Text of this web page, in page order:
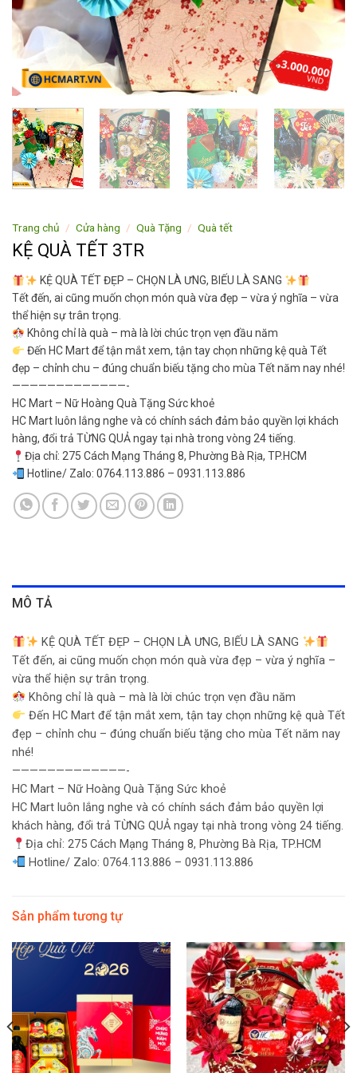
Trang chủ / Cửa hàng / Quà Tặng / Quà tết
KỆ QUÀ TẾT 3TR
KỆ QUÀ TẾT ĐẸP – CHỌN LÀ ƯNG, BIẾU LÀ SANG
Tết đến, ai cũng muốn chọn món quà vừa đẹp – vừa ý nghĩa – vừa
thể hiện sự trân trọng.
Không chỉ là quà – mà là lời chúc trọn vẹn đầu năm
Đến HC Mart để tận mắt xem, tận tay chọn những kệ quà Tết
đẹp – chỉnh chu – đúng chuẩn biếu tặng cho mùa Tết năm nay nhé!
—————————————-
HC Mart – Nữ Hoàng Quà Tặng Sức khoẻ
HC Mart luôn lắng nghe và có chính sách đảm bảo quyền lợi khách
hàng, đổi trả TỪNG QUẢ ngay tại nhà trong vòng 24 tiếng.
Địa chỉ: 275 Cách Mạng Tháng 8, Phường Bà Rịa, TP.HCM
Hotline/ Zalo: 0764.113.886 – 0931.113.886
MÔ TẢ
KỆ QUÀ TẾT ĐẸP – CHỌN LÀ ƯNG, BIẾU LÀ SANG
Tết đến, ai cũng muốn chọn món quà vừa đẹp – vừa ý nghĩa –
vừa thể hiện sự trân trọng.
Không chỉ là quà – mà là lời chúc trọn vẹn đầu năm
Đến HC Mart để tận mắt xem, tận tay chọn những kệ quà Tết
đẹp – chỉnh chu – đúng chuẩn biếu tặng cho mùa Tết năm nay
nhé!
—————————————-
HC Mart – Nữ Hoàng Quà Tặng Sức khoẻ
HC Mart luôn lắng nghe và có chính sách đảm bảo quyền lợi
khách hàng, đổi trả TỪNG QUẢ ngay tại nhà trong vòng 24 tiếng.
Địa chỉ: 275 Cách Mạng Tháng 8, Phường Bà Rịa, TP.HCM
Hotline/ Zalo: 0764.113.886 – 0931.113.886
Sản phẩm tương tự